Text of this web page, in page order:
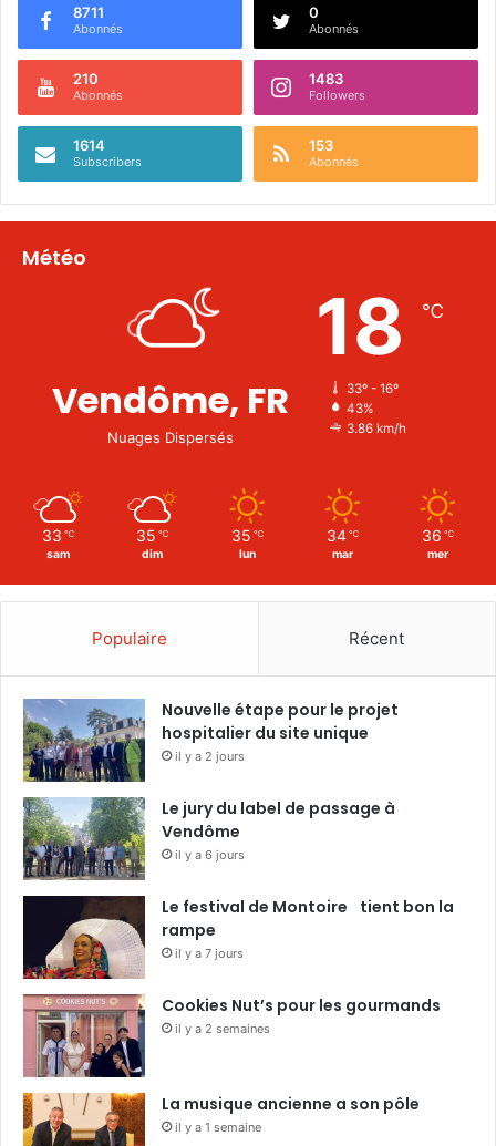
8711
Abonnés
0
Abonnés
210
Abonnés
1483
Followers
1614
Subscribers
153
Abonnés
Météo
Vendôme, FR
Nuages Dispersés
18 ℃
33º - 16º
43%
3.86 km/h
33 ℃
sam
35 ℃
dim
35 ℃
lun
34 ℃
mar
36 ℃
mer
Populaire Récent
Nouvelle étape pour le projet
hospitalier du site unique
il y a 2 jours
Le jury du label de passage à
Vendôme
il y a 6 jours
Le festival de Montoire tient bon la
rampe
il y a 7 jours
Cookies Nut’s pour les gourmands
il y a 2 semaines
La musique ancienne a son pôle
il y a 1 semaine